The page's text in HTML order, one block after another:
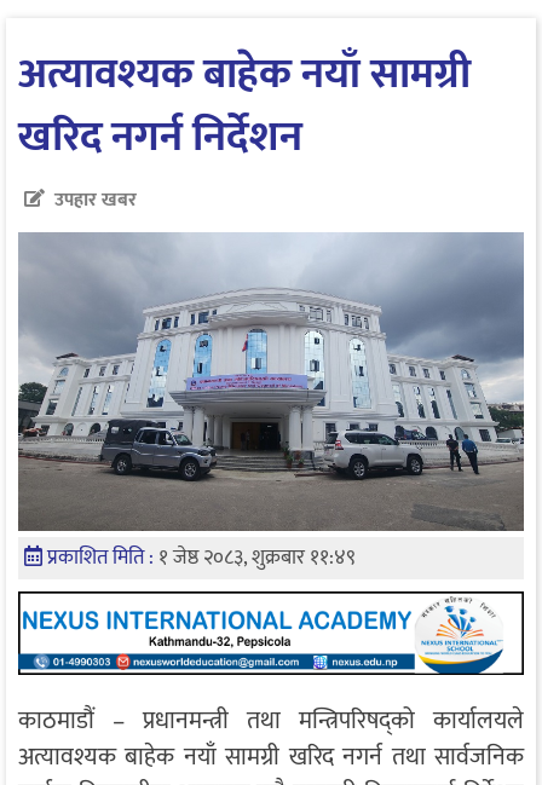
अत्यावश्यक बाहेक नयाँ सामग्री
खरिद नगर्न निर्देशन
उपहार खबर
प्रकाशित मिति : १ जेष्ठ २०८३, शुक्रबार ११:४९
काठमाडौं –प्रधानमन्त्री तथा मन्त्रिपरिषद्को कार्यालयले
अत्यावश्यक बाहेक नयाँ सामग्री खरिद नगर्न तथा सार्वजनिक